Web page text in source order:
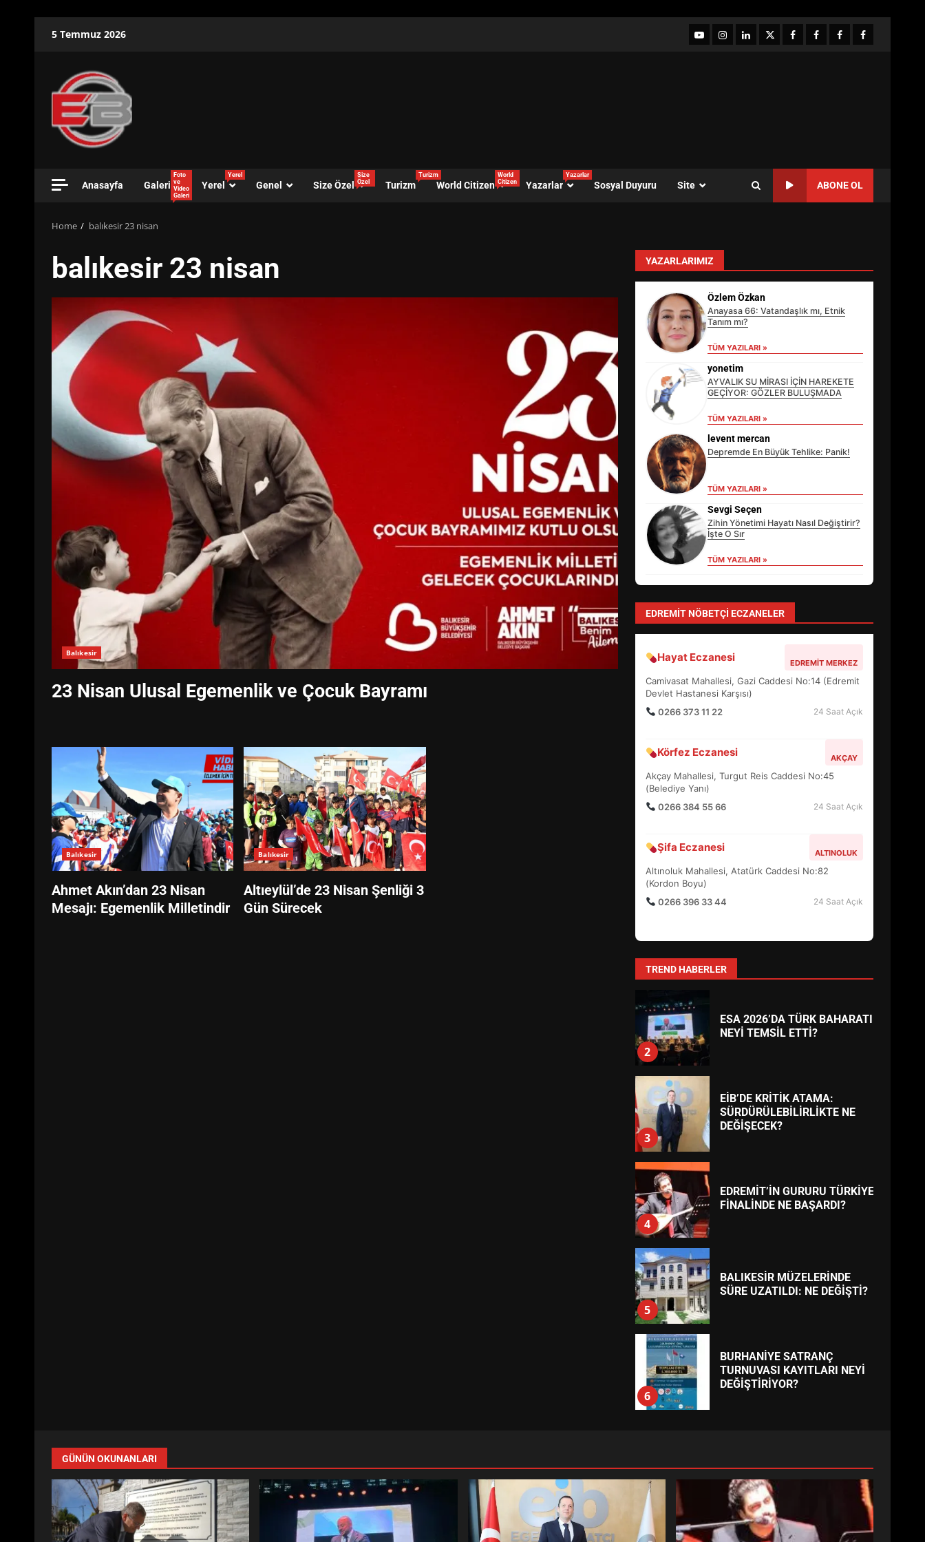
5 Temmuz 2026 YouTubeInstagram
LinkedIntwitterfacebook-Facebook-
Facebook-Facebook-
Anasayfa Galeri
Foto
ve
Video
Galeri
Yerel
Yerel
Genel Size Özel
Size
Özel
Turizm
Turizm
World Citizen
World
Citizen
Yazarlar
Yazarlar
Sosyal Duyuru Site ABONE OL
Home balıkesir 23 nisan
balıkesir 23 nisan
Balıkesir
23 Nisan Ulusal Egemenlik ve Çocuk Bayramı
Balıkesir
Ahmet Akın’dan 23 Nisan
Mesajı: Egemenlik Milletindir
Balıkesir
Altıeylül’de 23 Nisan Şenliği 3
Gün Sürecek
YAZARLARIMIZ
Özlem Özkan
Anayasa 66: Vatandaşlık mı, Etnik
Tanım mı?
TÜM YAZILARI »
yonetim
AYVALIK SU MİRASI İÇİN HAREKETE
GEÇİYOR: GÖZLER BULUŞMADA
TÜM YAZILARI »
levent mercan
Depremde En Büyük Tehlike: Panik!
TÜM YAZILARI »
Sevgi Seçen
Zihin Yönetimi Hayatı Nasıl Değiştirir?
İşte O Sır
TÜM YAZILARI »
EDREMIT NÖBETÇI ECZANELER
Hayat Eczanesi EDREMIT MERKEZ
Camivasat Mahallesi, Gazi Caddesi No:14 (Edremit
Devlet Hastanesi Karşısı)
0266 373 11 22
24 Saat Açık
Körfez Eczanesi AKÇAY
Akçay Mahallesi, Turgut Reis Caddesi No:45
(Belediye Yanı)
0266 384 55 66
24 Saat Açık
Şifa Eczanesi ALTINOLUK
Altınoluk Mahallesi, Atatürk Caddesi No:82
(Kordon Boyu)
0266 396 33 44
24 Saat Açık
TREND HABERLER
3
EİB’DE KRİTİK ATAMA:
SÜRDÜRÜLEBİLİRLİKTE NE
DEĞİŞECEK?
4
EDREMİT’İN GURURU TÜRKİYE
FİNALİNDE NE BAŞARDI?
5
BALIKESİR MÜZELERİNDE
SÜRE UZATILDI: NE DEĞİŞTİ?
6
BURHANİYE SATRANÇ
DEĞİŞTİRİYOR?
7
BURHANİYE
BELEDİYESPOR’DA YENİ
YÖNETİM NASIL ŞEKİLLENDİ?
1
HAREKETE GEÇİYOR: GÖZLER
2
ESA 2026’DA TÜRK BAHARATI
NEYİ TEMSİL ETTİ?
3
EİB’DE KRİTİK ATAMA:
SÜRDÜRÜLEBİLİRLİKTE NE
DEĞİŞECEK?
4
EDREMİT’İN GURURU TÜRKİYE
FİNALİNDE NE BAŞARDI?
5
BALIKESİR MÜZELERİNDE
SÜRE UZATILDI: NE DEĞİŞTİ?
6
BURHANİYE SATRANÇ
TURNUVASI KAYITLARI NEYİ
DEĞİŞTİRİYOR?
7
YÖNETİM NASIL ŞEKİLLENDİ?
AYVALIK SU MİRASI İÇİN
GÜNÜN OKUNANLARI